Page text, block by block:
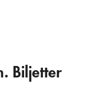
Biljetter